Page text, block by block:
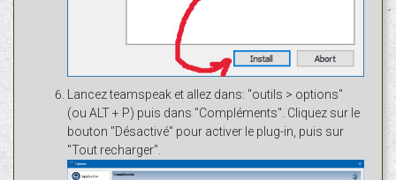
Lancez teamspeak et allez dans: "outils > options"
(ou ALT + P) puis dans "Compléments". Cliquez sur le
bouton "Désactivé" pour activer le plug-in, puis sur
"Tout recharger".